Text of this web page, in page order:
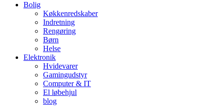
Bolig
Køkkenredskaber
Indretning
Rengøring
Børn
Helse
Elektronik
Hvidevarer
Gamingudstyr
Computer & IT
El løbehjul
blog